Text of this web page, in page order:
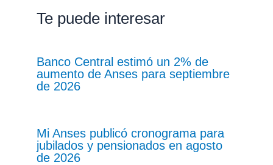
Te puede interesar
Banco Central estimó un 2% de
aumento de Anses para septiembre
de 2026
Mi Anses publicó cronograma para
jubilados y pensionados en agosto
de 2026